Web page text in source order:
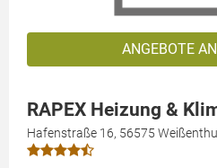
ANGEBOTE
RAPEX Heizung &
Hafenstraße 16, 56575